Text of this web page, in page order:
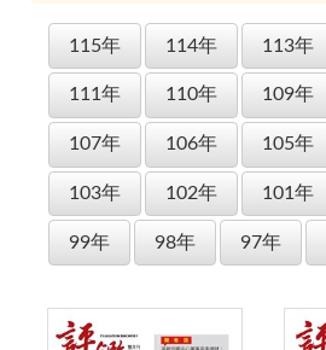
115年 114年 113年
111年 110年 109年
107年 106年 105年
103年 102年 101年
99年 98年 97年